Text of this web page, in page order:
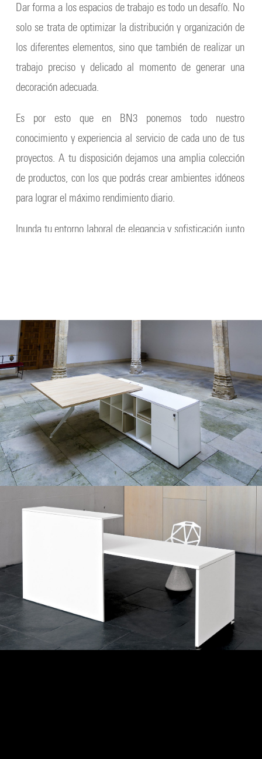
Dar forma a los espacios de trabajo es todo un desafío. No
solo se trata de optimizar la distribución y organización de
los diferentes elementos, sino que también de realizar un
trabajo preciso y delicado al momento de generar una
decoración adecuada.
Es por esto que en BN3 ponemos todo nuestro
conocimiento y experiencia al servicio de cada uno de tus
proyectos. A tu disposición dejamos una amplia colección
de productos, con los que podrás crear ambientes idóneos
para lograr el máximo rendimiento diario.
Inunda tu entorno laboral de elegancia y sofisticación junto